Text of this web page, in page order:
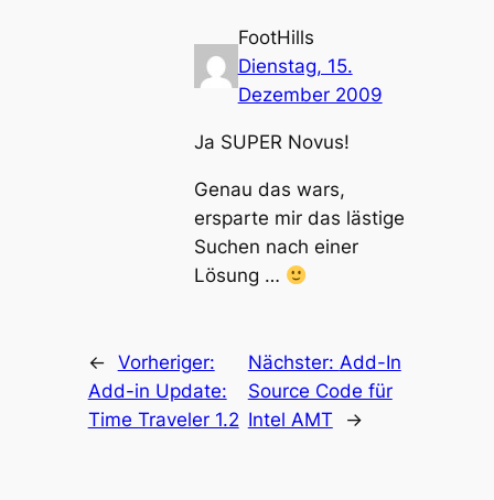
FootHills
Dienstag, 15.
Dezember 2009
Ja SUPER Novus!
Genau das wars,
ersparte mir das lästige
Suchen nach einer
Lösung …
← Vorheriger:
Add-in Update:
Time Traveler 1.2
Nächster: Add-In
Source Code für
Intel AMT
→